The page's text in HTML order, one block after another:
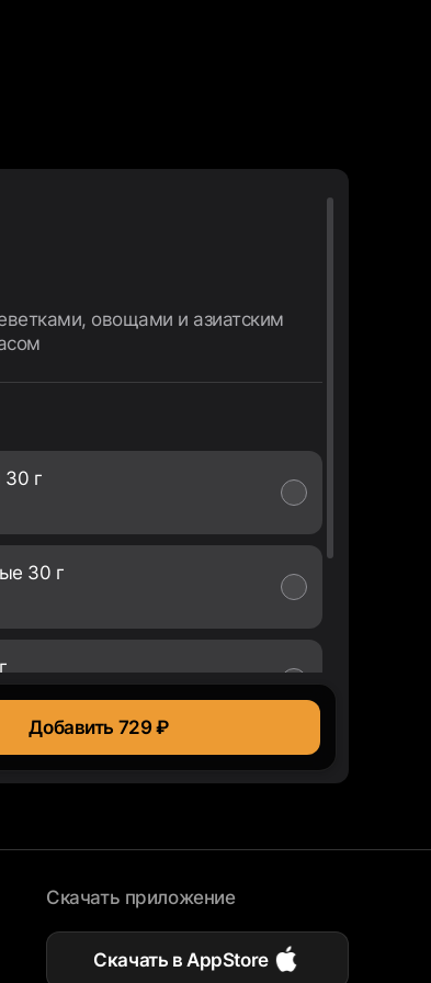
овощами и азиатским
30 г
30 г
Добавить 729 ₽
Скачать приложение
Скачать в AppStore